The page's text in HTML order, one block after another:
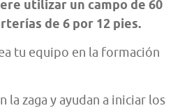
utilizar un campo de 60
de 6 por 12 pies.
tu equipo en la formación
la zaga y ayudan a iniciar los